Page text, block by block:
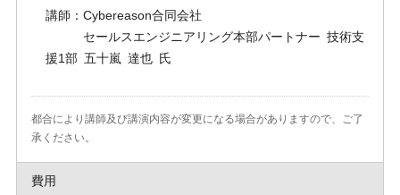
講師：Cybereason合同会社
セールスエンジニアリング本部パートナー 技術支
援1部 五十嵐 達也 氏
都合により講師及び講演内容が変更になる場合がありますので、ご了
承ください。
費用